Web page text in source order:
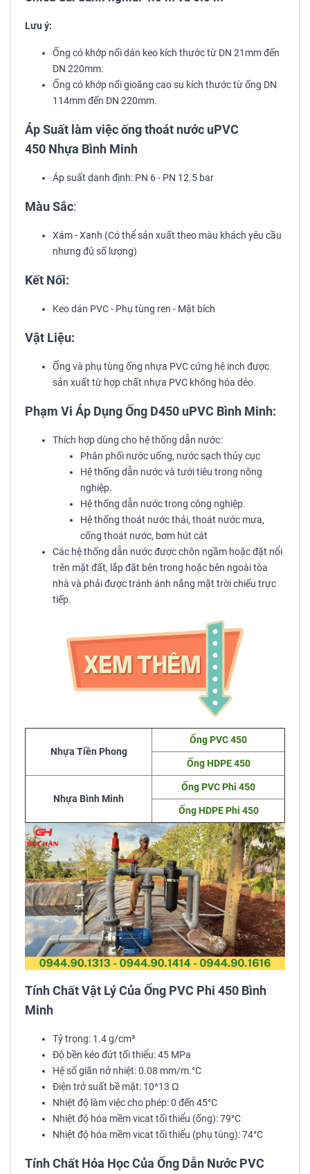
Lưu ý:
Ống có khớp nối dán keo kích thước từ DN 21mm đến
DN 220mm.
Ống có khớp nối gioăng cao su kích thước từ ống DN
114mm đến DN 220mm.
Áp Suất làm việc ống thoát nước uPVC
450 Nhựa Bình Minh
Áp suất danh định: PN 6 - PN 12.5 bar
Màu Sắc:
Xám - Xanh (Có thể sản xuất theo màu khách yêu cầu
nhưng đủ số lượng)
Kết Nối:
Keo dán PVC - Phụ tùng ren - Mặt bích
Vật Liệu:
Ống và phụ tùng ống nhựa PVC cứng hệ inch được
sản xuất từ hợp chất nhựa PVC không hóa dẻo.
Phạm Vi Áp Dụng Ống D450 uPVC Bình Minh:
Thích hợp dùng cho hệ thống dẫn nước:
Phân phối nước uống, nước sạch thủy cục
Hệ thống dẫn nước và tưới tiêu trong nông
nghiệp.
Hệ thống dẫn nước trong công nghiệp.
Hệ thống thoát nước thải, thoát nước mưa,
cống thoát nước, bơm hút cát
Các hệ thống dẫn nước được chôn ngầm hoặc đặt nổi
trên mặt đất, lắp đặt bên trong hoặc bên ngoài tòa
nhà và phải được tránh ánh nắng mặt trời chiếu trực
tiếp.
Nhựa Tiền Phong
Ống PVC 450
Ống HDPE 450
Nhựa Bình Minh
Ống PVC Phi 450
Ống HDPE Phi 450
Tính Chất Vật Lý Của Ống PVC Phi 450 Bình
Minh
Tỷ trọng: 1.4 g/cm³
Độ bền kéo đứt tối thiểu: 45 MPa
Hệ số giãn nở nhiệt: 0.08 mm/m.°C
Điện trở suất bề mặt: 10^13 Ω
Nhiệt độ làm việc cho phép: 0 đến 45°C
Nhiệt độ hóa mềm vicat tối thiểu (ống): 79°C
Nhiệt độ hóa mềm vicat tối thiểu (phụ tùng): 74°C
Tính Chất Hóa Học Của Ống Dẫn Nước PVC